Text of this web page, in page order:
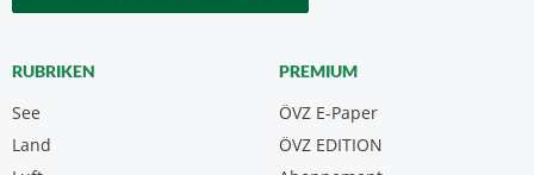
RUBRIKEN
See
Land
PREMIUM
ÖVZ E-Paper
ÖVZ EDITION